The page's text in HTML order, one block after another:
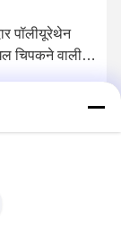
पॉलीयूरेथेन
चिपकने वाली